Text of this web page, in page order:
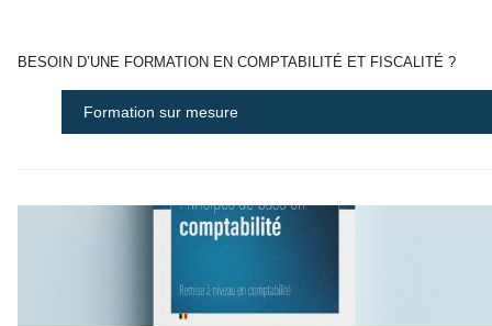
BESOIN D’UNE FORMATION EN COMPTABILITÉ ET FISCALITÉ ?
Formation sur mesure